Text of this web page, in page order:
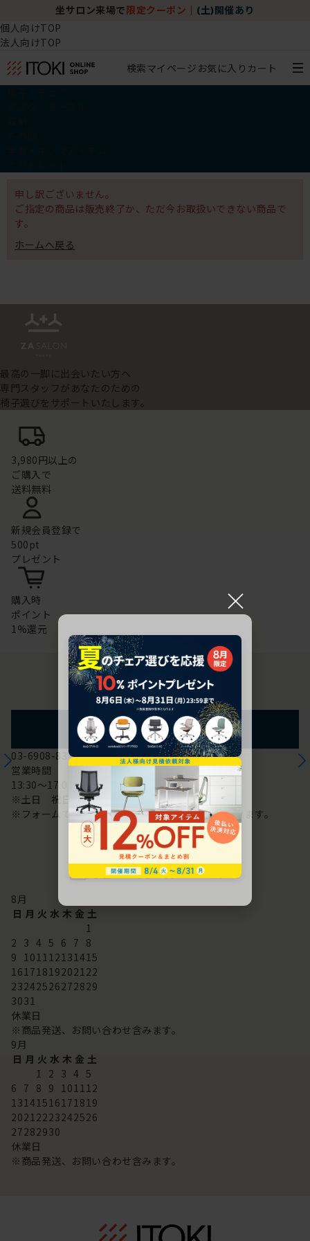
坐サロン来場で 限定クーポン (土)開催あり
個人向けTOP
法人向けTOP
検索マイページ お気に入り カート
申し訳ございません。
ご指定の商品は販売終了か、ただ今お取扱いできない商品で
す。
ホームへ戻る
最高の一脚に出会いたい方へ
専門スタッフがあなたのための
椅子選びをサポートいたします。
3,980円以上の
ご購入で
送料無料
新規会員登録で
500pt
プレゼント
購入時
ポイント
1%還元
お問い合わせ
フォームからのお問い合わせ
03-6908-8370
営業時間
13:30～17:00
※土日 祝日は休み
※フォームでのお問い合わせは24時間対応しております。
配送・お問い合わせ営業日
8月
日 月 火 水 木 金 土
1
2 3 4 5 6 7 8
9 101112131415
16171819202122
23242526272829
3031
休業日
※商品発送、お問い合わせ含みます。
9月
日 月 火 水 木 金 土
1 2 3 4 5
6 7 8 9 101112
13141516171819
20212223242526
27282930
休業日
※商品発送、お問い合わせ含みます。
×